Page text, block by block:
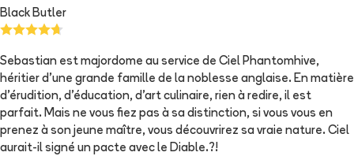
Black Butler
Sebastian est majordome au service de Ciel Phantomhive,
héritier d'une grande famille de la noblesse anglaise. En matière
d'érudition, d'éducation, d'art culinaire, rien à redire, il est
parfait. Mais ne vous fiez pas à sa distinction, si vous vous en
prenez à son jeune maître, vous découvrirez sa vraie nature. Ciel
aurait-il signé un pacte avec le Diable.?!